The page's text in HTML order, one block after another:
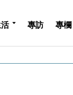
專訪 專欄